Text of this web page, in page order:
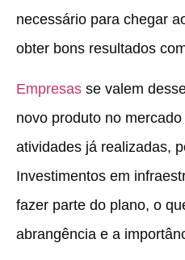
necessário para chegar
obter bons resultados
Empresas se valem
novo produto no
atividades já realizadas,
Investimentos em
fazer parte do plano, o
abrangência e a